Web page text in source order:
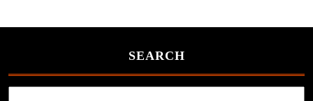
SEARCH